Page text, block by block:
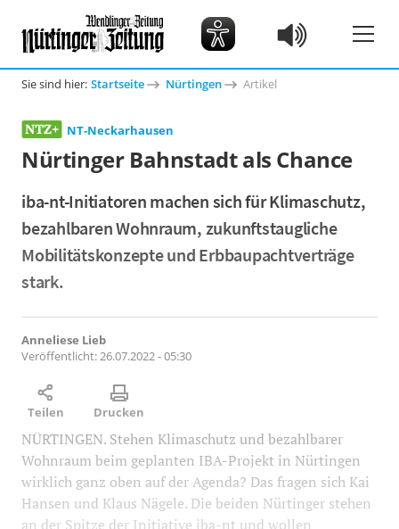
Sie sind hier: Startseite Nürtingen Artikel
NT-Neckarhausen
Nürtinger Bahnstadt als Chance
iba-nt-Initiatoren machen sich für Klimaschutz,
bezahlbaren Wohnraum, zukunftstaugliche
Mobilitätskonzepte und Erbbaupachtverträge
stark.
Anneliese Lieb
Veröffentlicht:26.07.2022 - 05:30
Teilen Drucken
NÜRTINGEN. Stehen Klimaschutz und bezahlbarer
Wohnraum beim geplanten IBA-Projekt in Nürtingen
wirklich ganz oben auf der Agenda? Das fragen sich Kai
Hansen und Klaus Nägele. Die beiden Nürtinger stehen
an der Spitze der Initiative iba-nt und wollen